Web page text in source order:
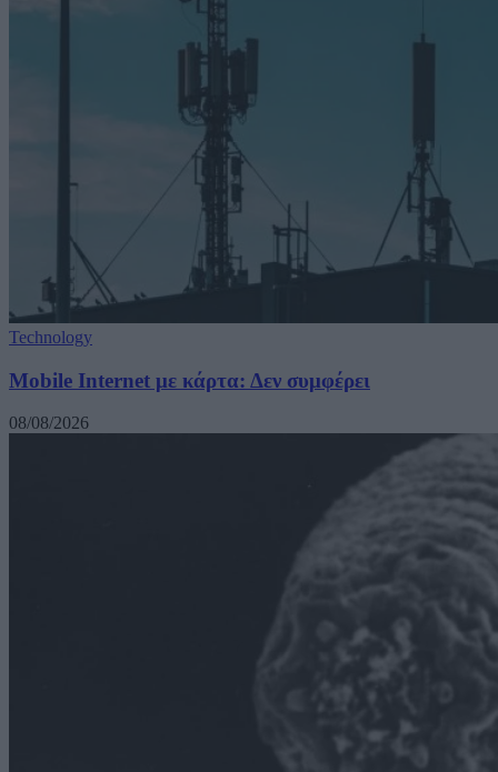
Technology
Mobile Internet με κάρτα: Δεν συμφέρει
08/08/2026